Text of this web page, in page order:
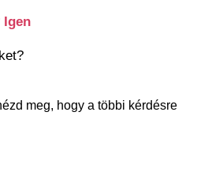
Igen
meg, hogy a többi kérdésre